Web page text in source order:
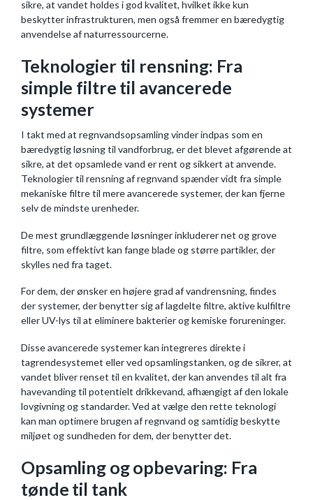
sikre, at vandet holdes i god kvalitet, hvilket ikke kun
beskytter infrastrukturen, men også fremmer en bæredygtig
anvendelse af naturressourcerne.
Teknologier til rensning: Fra
simple filtre til avancerede
systemer
I takt med at regnvandsopsamling vinder indpas som en
bæredygtig løsning til vandforbrug, er det blevet afgørende at
sikre, at det opsamlede vand er rent og sikkert at anvende.
Teknologier til rensning af regnvand spænder vidt fra simple
mekaniske filtre til mere avancerede systemer, der kan fjerne
selv de mindste urenheder.
De mest grundlæggende løsninger inkluderer net og grove
filtre, som effektivt kan fange blade og større partikler, der
skylles ned fra taget.
For dem, der ønsker en højere grad af vandrensning, findes
der systemer, der benytter sig af lagdelte filtre, aktive kulfiltre
eller UV-lys til at eliminere bakterier og kemiske forureninger.
Disse avancerede systemer kan integreres direkte i
tagrendesystemet eller ved opsamlingstanken, og de sikrer, at
vandet bliver renset til en kvalitet, der kan anvendes til alt fra
havevanding til potentielt drikkevand, afhængigt af den lokale
lovgivning og standarder. Ved at vælge den rette teknologi
kan man optimere brugen af regnvand og samtidig beskytte
miljøet og sundheden for dem, der benytter det.
Opsamling og opbevaring: Fra
tønde til tank